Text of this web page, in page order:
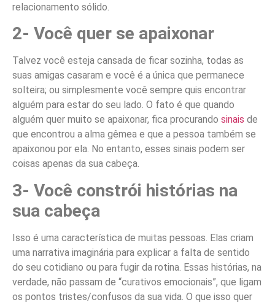
relacionamento sólido.
2- Você quer se apaixonar
Talvez você esteja cansada de ficar sozinha, todas as
suas amigas casaram e você é a única que permanece
solteira; ou simplesmente você sempre quis encontrar
alguém para estar do seu lado. O fato é que quando
alguém quer muito se apaixonar, fica procurando sinais de
que encontrou a alma gêmea e que a pessoa também se
apaixonou por ela. No entanto, esses sinais podem ser
coisas apenas da sua cabeça.
3- Você constrói histórias na
sua cabeça
Isso é uma característica de muitas pessoas. Elas criam
uma narrativa imaginária para explicar a falta de sentido
do seu cotidiano ou para fugir da rotina. Essas histórias, na
verdade, não passam de “curativos emocionais”, que ligam
os pontos tristes/confusos da sua vida. O que isso quer